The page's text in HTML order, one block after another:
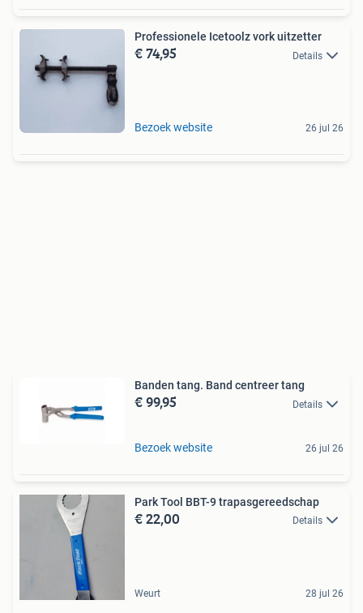
Professionele Icetoolz vork uitzetter
€ 74,95 Details
Bezoek website 26 jul 26
Banden tang. Band centreer tang
€ 99,95 Details
Bezoek website 26 jul 26
Park Tool BBT-9 trapasgereedschap
€ 22,00 Details
Weurt 28 jul 26